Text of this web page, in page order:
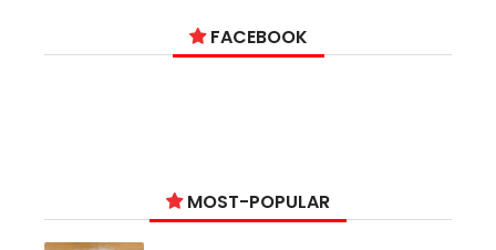
FACEBOOK
MOST-POPULAR